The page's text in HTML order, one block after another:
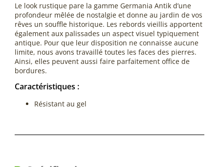
Le look rustique pare la gamme Germania Antik d’une
profondeur mêlée de nostalgie et donne au jardin de vos
rêves un souffle historique. Les rebords vieillis apportent
également aux palissades un aspect visuel typiquement
antique. Pour que leur disposition ne connaisse aucune
limite, nous avons travaillé toutes les faces des pierres.
Ainsi, elles peuvent aussi faire parfaitement office de
bordures.
Caractéristiques :
Résistant au gel